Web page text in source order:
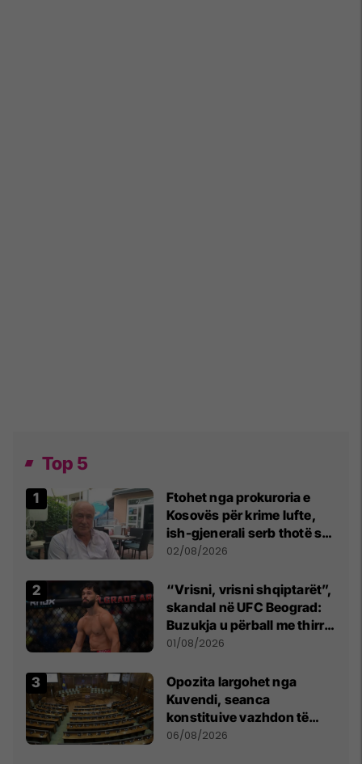
Top 5
Ftohet nga prokuroria e
Kosovës për krime lufte,
ish-gjenerali serb thotë se
dikush e tradhtoi në
02/08/2026
“Vrisni, vrisni shqiptarët”,
skandal në UFC Beograd:
Buzukja u përball me thirrje
anti-shqiptare nga
01/08/2026
Opozita largohet nga
Kuvendi, seanca
konstituive vazhdon të
shtunën në orën 11:00
06/08/2026